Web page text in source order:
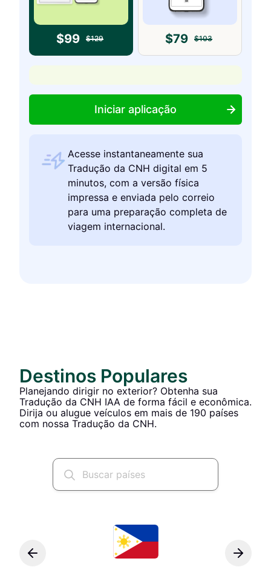
$99 $129 $79 $103
Iniciar aplicação
Acesse instantaneamente sua
Tradução da CNH digital em 5
minutos, com a versão física
impressa e enviada pelo correio
para uma preparação completa de
viagem internacional.
Destinos Populares
Planejando dirigir no exterior? Obtenha sua
Tradução da CNH IAA de forma fácil e econômica.
Dirija ou alugue veículos em mais de 190 países
com nossa Tradução da CNH.